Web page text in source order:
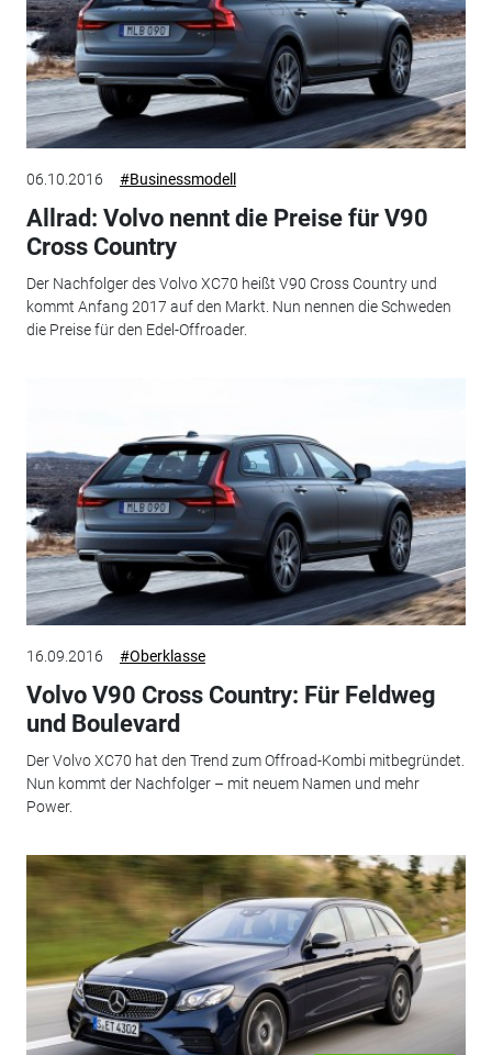
06.10.2016 #Businessmodell
Allrad: Volvo nennt die Preise für V90
Cross Country
Der Nachfolger des Volvo XC70 heißt V90 Cross Country und
kommt Anfang 2017 auf den Markt. Nun nennen die Schweden
die Preise für den Edel-Offroader.
16.09.2016 #Oberklasse
Volvo V90 Cross Country: Für Feldweg
und Boulevard
Der Volvo XC70 hat den Trend zum Offroad-Kombi mitbegründet.
Nun kommt der Nachfolger – mit neuem Namen und mehr
Power.